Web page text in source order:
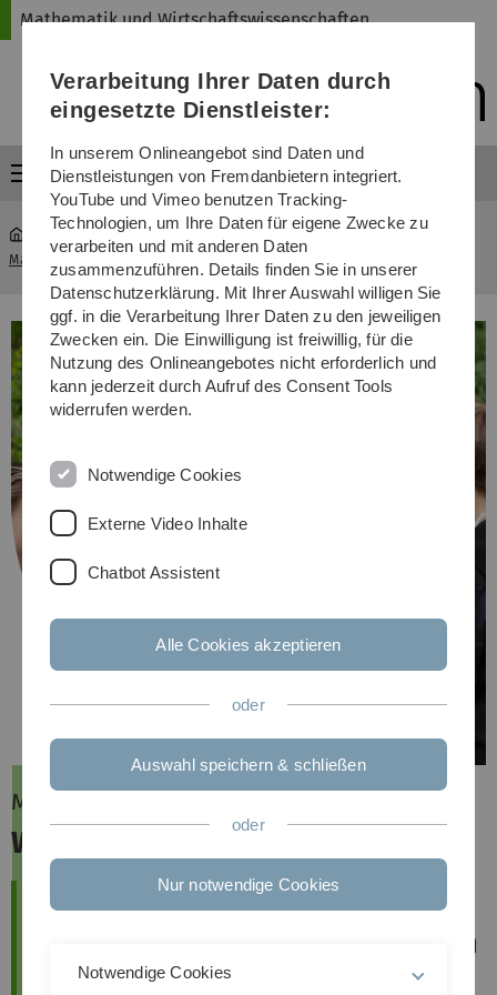
Direkt
Direkt
Direkt
(Sprache,
Drucken,
Media)
Direkt
Direkt
Mathematik und Wirtschaftswissenschaften
Menü
Mathematik und Wirtschaftswissenschaften
Master of Science (M.Sc.)
Wirtschaftswissenschaften
Die komplexen Herausforderungen in Wirtschaft und
von ökonomischem Fachwissen, digitaler Expertise und
Data Science Kompetenzen. Dabei werden jene
Verarbeitung Ihrer Daten durch
eingesetzte Dienstleister:
In unserem Onlineangebot sind Daten und
Dienstleistungen von Fremdanbietern integriert.
YouTube und Vimeo benutzen Tracking-
Technologien, um Ihre Daten für eigene Zwecke zu
verarbeiten und mit anderen Daten
zusammenzuführen. Details finden Sie in unserer
Datenschutzerklärung. Mit Ihrer Auswahl willigen Sie
ggf. in die Verarbeitung Ihrer Daten zu den jeweiligen
Zwecken ein. Die Einwilligung ist freiwillig, für die
Nutzung des Onlineangebotes nicht erforderlich und
kann jederzeit durch Aufruf des Consent Tools
widerrufen werden.
Notwendige Cookies
Externe Video Inhalte
Chatbot Assistent
Alle Cookies akzeptieren
oder
Auswahl speichern & schließen
oder
Nur notwendige Cookies
Notwendige Cookies